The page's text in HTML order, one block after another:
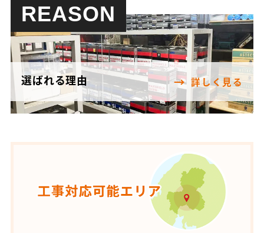
REASON
選ばれる理由 詳しく見る